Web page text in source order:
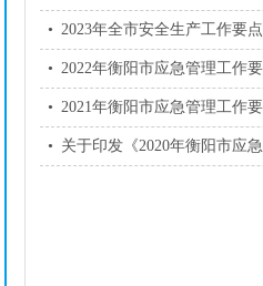
• 2023年全市安全生产工作要点
• 2022年衡阳市应急管理工作
• 2021年衡阳市应急管理工作
• 关于印发《2020年衡阳市应